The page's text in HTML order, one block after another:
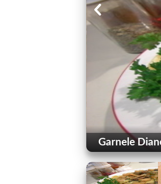
Garnele